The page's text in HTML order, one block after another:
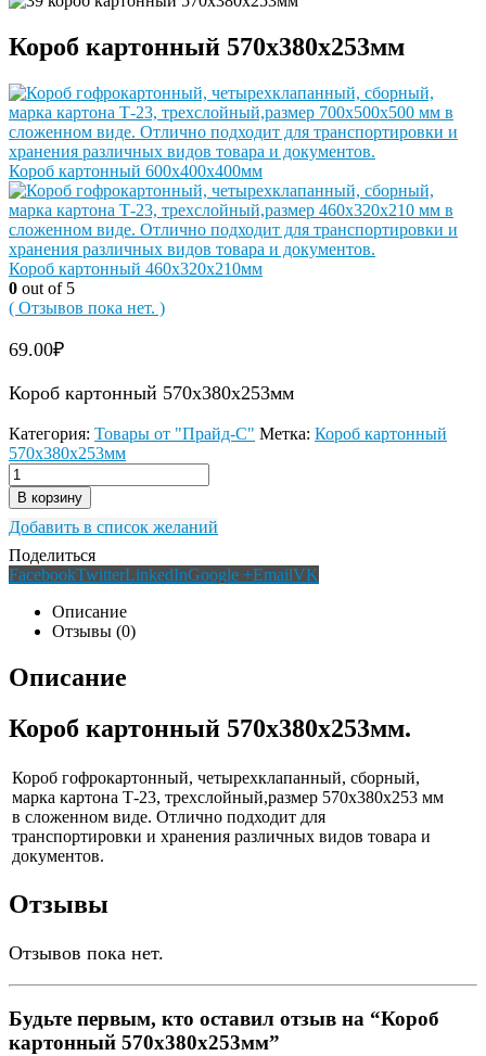
Короб картонный 570х380х253мм
Короб картонный 600х400х400мм
Короб картонный 460х320х210мм
0 out of 5
( Отзывов пока нет. )
69.00₽
Короб картонный 570х380х253мм
Категория: Товары от "Прайд-С" Метка: Короб картонный
570х380х253мм
В корзину
Добавить в список желаний
Поделиться
FacebookTwitterLinkedInGoogle +EmailVK
Описание
Отзывы (0)
Описание
Короб картонный 570х380х253мм.
Короб гофрокартонный, четырехклапанный, сборный,
марка картона Т-23, трехслойный,размер 570х380х253 мм
в сложенном виде. Отлично подходит для
транспортировки и хранения различных видов товара и
документов.
Отзывы
Отзывов пока нет.
Будьте первым, кто оставил отзыв на “Короб
картонный 570х380х253мм”